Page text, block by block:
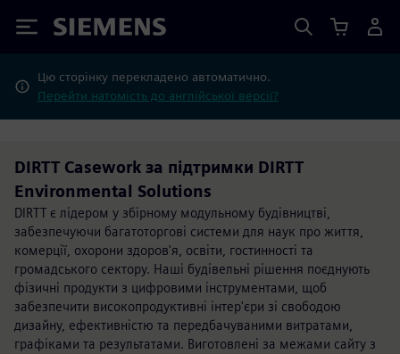
Siemens
Цю сторінку перекладено автоматично.
Перейти натомість до англійської версії?
DIRTT Casework за підтримки DIRTT
Environmental Solutions
DIRTT є лідером у збірному модульному будівництві,
забезпечуючи багатоторгові системи для наук про життя,
комерції, охорони здоров'я, освіти, гостинності та
громадського сектору. Наші будівельні рішення поєднують
фізичні продукти з цифровими інструментами, щоб
забезпечити високопродуктивні інтер'єри зі свободою
дизайну, ефективністю та передбачуваними витратами,
графіками та результатами. Виготовлені за межами сайту з